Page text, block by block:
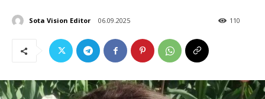
Sota Vision Editor 06.09.2025 110